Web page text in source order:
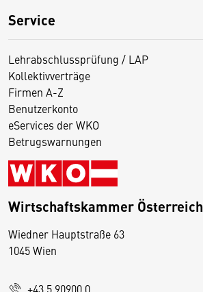
Service
Lehrabschlussprüfung / LAP
Kollektivverträge
Firmen A-Z
Benutzerkonto
eServices der WKO
Betrugswarnungen
Wirtschaftskammer Österreich
Wiedner Hauptstraße 63
1045 Wien
+43 5 90900 0
D